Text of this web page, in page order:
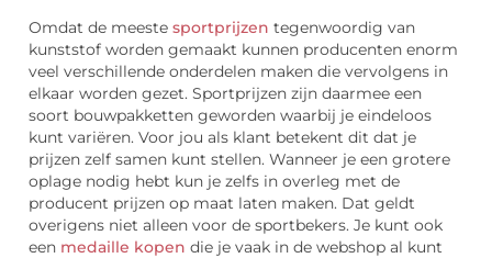
Omdat de meeste sportprijzen tegenwoordig van
kunststof worden gemaakt kunnen producenten enorm
veel verschillende onderdelen maken die vervolgens in
elkaar worden gezet. Sportprijzen zijn daarmee een
soort bouwpakketten geworden waarbij je eindeloos
kunt variëren. Voor jou als klant betekent dit dat je
prijzen zelf samen kunt stellen. Wanneer je een grotere
oplage nodig hebt kun je zelfs in overleg met de
producent prijzen op maat laten maken. Dat geldt
overigens niet alleen voor de sportbekers. Je kunt ook
een medaille kopen die je vaak in de webshop al kunt